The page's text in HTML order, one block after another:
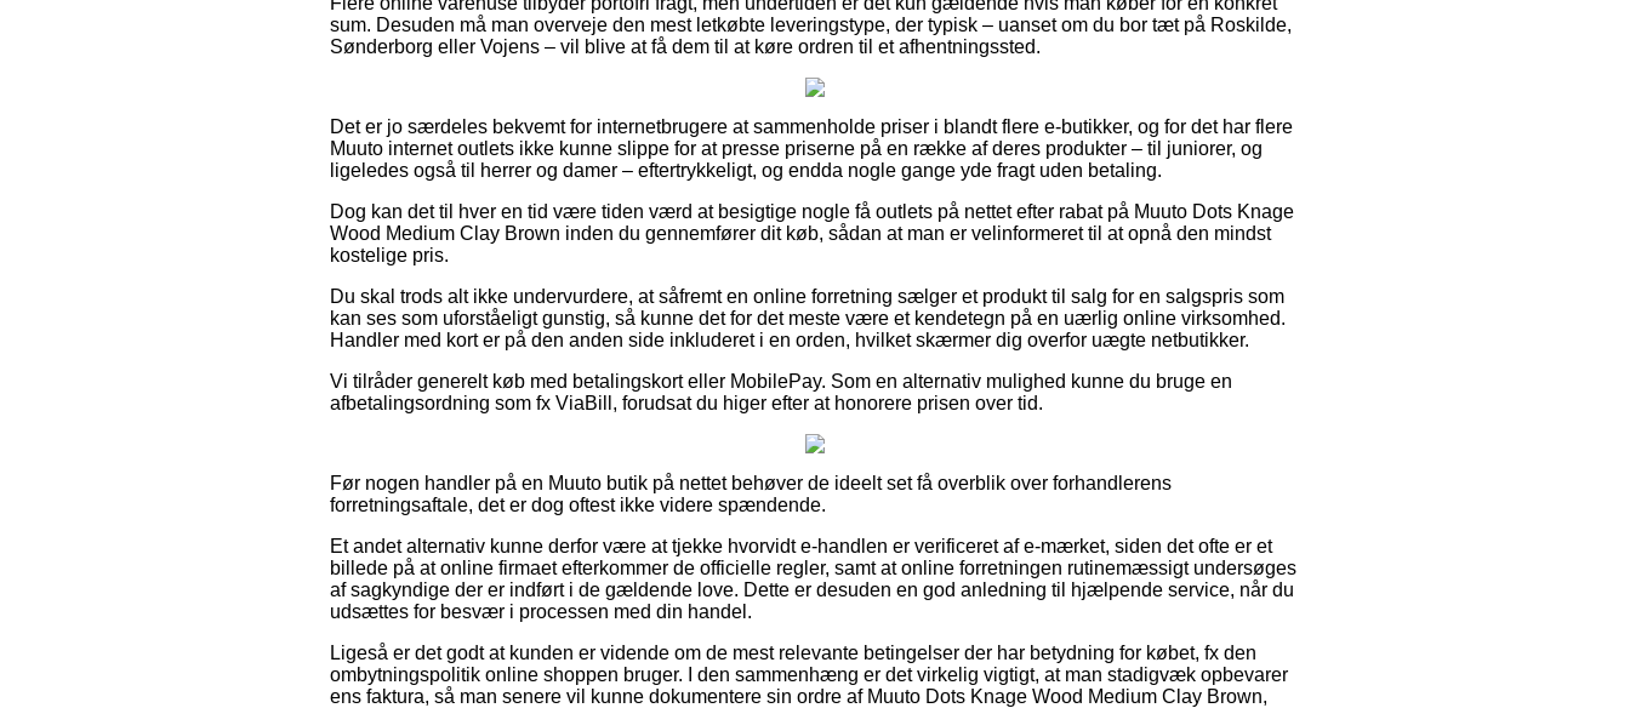
sum. Desuden må man overveje den mest letkøbte leveringstype, der typisk – uanset om du bor tæt på Roskilde,
Sønderborg eller Vojens – vil blive at få dem til at køre ordren til et afhentningssted.
Det er jo særdeles bekvemt for internetbrugere at sammenholde priser i blandt flere e-butikker, og for det har flere
Muuto internet outlets ikke kunne slippe for at presse priserne på en række af deres produkter – til juniorer, og
ligeledes også til herrer og damer – eftertrykkeligt, og endda nogle gange yde fragt uden betaling.
Dog kan det til hver en tid være tiden værd at besigtige nogle få outlets på nettet efter rabat på Muuto Dots Knage
Wood Medium Clay Brown inden du gennemfører dit køb, sådan at man er velinformeret til at opnå den mindst
kostelige pris.
Du skal trods alt ikke undervurdere, at såfremt en online forretning sælger et produkt til salg for en salgspris som
kan ses som uforståeligt gunstig, så kunne det for det meste være et kendetegn på en uærlig online virksomhed.
Handler med kort er på den anden side inkluderet i en orden, hvilket skærmer dig overfor uægte netbutikker.
Vi tilråder generelt køb med betalingskort eller MobilePay. Som en alternativ mulighed kunne du bruge en
afbetalingsordning som fx ViaBill, forudsat du higer efter at honorere prisen over tid.
Før nogen handler på en Muuto butik på nettet behøver de ideelt set få overblik over forhandlerens
forretningsaftale, det er dog oftest ikke videre spændende.
Et andet alternativ kunne derfor være at tjekke hvorvidt e-handlen er verificeret af e-mærket, siden det ofte er et
billede på at online firmaet efterkommer de officielle regler, samt at online forretningen rutinemæssigt undersøges
af sagkyndige der er indført i de gældende love. Dette er desuden en god anledning til hjælpende service, når du
udsættes for besvær i processen med din handel.
Ligeså er det godt at kunden er vidende om de mest relevante betingelser der har betydning for købet, fx den
ombytningspolitik online shoppen bruger. I den sammenhæng er det virkelig vigtigt, at man stadigvæk opbevarer
ens faktura, så man senere vil kunne dokumentere sin ordre af Muuto Dots Knage Wood Medium Clay Brown,